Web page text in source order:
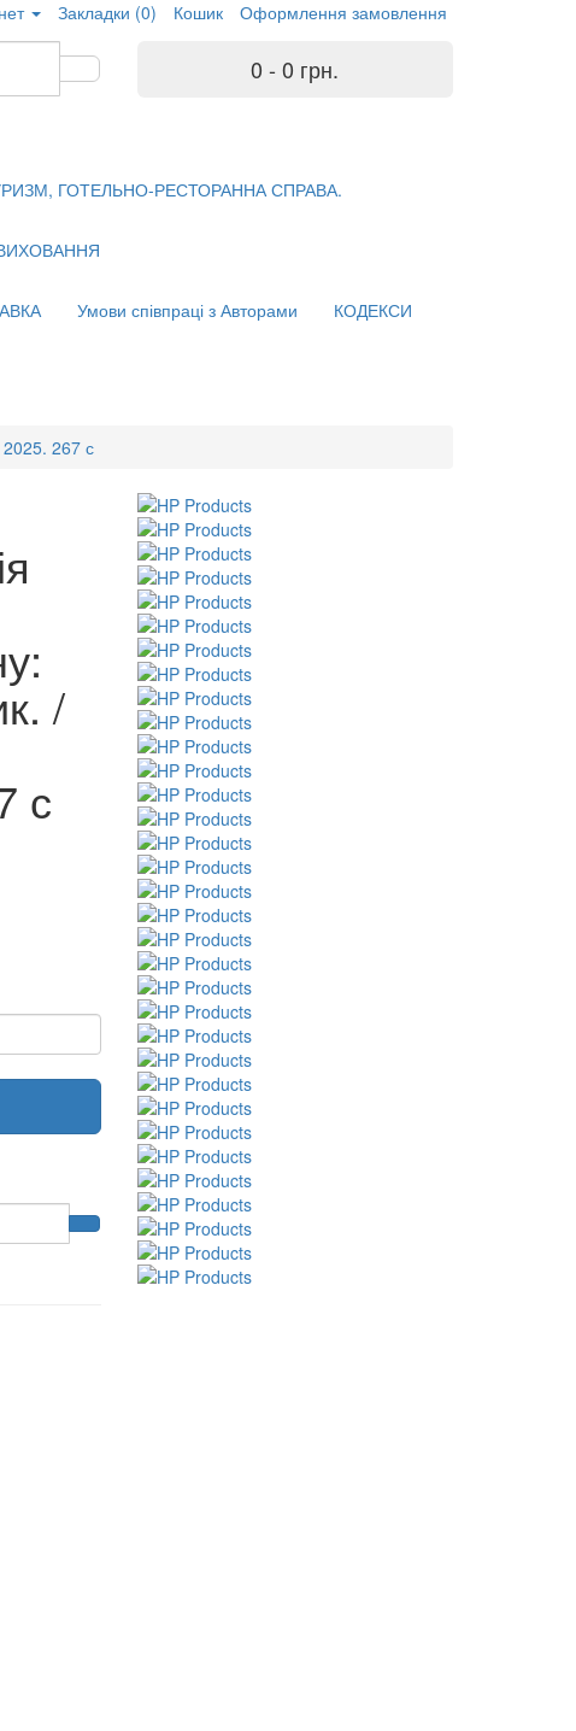
Закладки (0) Кошик Оформлення замовлення
0 - 0 грн.
ГОТЕЛЬНО-РЕСТОРАННА СПРАВА.
Умови співпраці з Авторами КОДЕКСИ
2025. 267 с
/
с